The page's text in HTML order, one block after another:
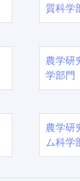
質科学
農学
学部門
農学
ム科学